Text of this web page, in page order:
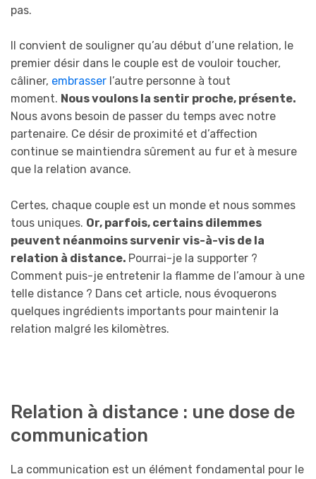
pas.
Il convient de souligner qu’au début d’une relation, le
premier désir dans le couple est de vouloir toucher,
câliner, embrasser l’autre personne à tout
moment. Nous voulons la sentir proche, présente.
Nous avons besoin de passer du temps avec notre
partenaire. Ce désir de proximité et d’affection
continue se maintiendra sûrement au fur et à mesure
que la relation avance.
Certes, chaque couple est un monde et nous sommes
tous uniques. Or, parfois, certains dilemmes
peuvent néanmoins survenir vis-à-vis de la
relation à distance. Pourrai-je la supporter ?
Comment puis-je entretenir la flamme de l’amour à une
telle distance ? Dans cet article, nous évoquerons
quelques ingrédients importants pour maintenir la
relation malgré les kilomètres.
Relation à distance : une dose de
communication
La communication est un élément fondamental pour le